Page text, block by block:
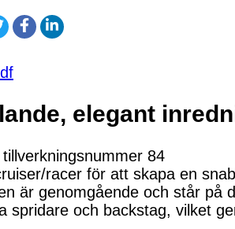
elegant
84
racer för att skapa en
är genomgående och står på
spridare och backstag, vilket